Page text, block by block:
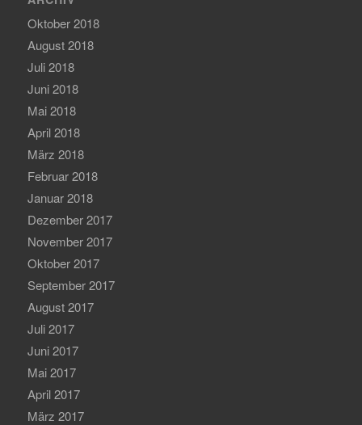
Oktober 2018
August 2018
Juli 2018
Juni 2018
Mai 2018
April 2018
März 2018
Februar 2018
Januar 2018
Dezember 2017
November 2017
Oktober 2017
September 2017
August 2017
Juli 2017
Juni 2017
Mai 2017
April 2017
März 2017